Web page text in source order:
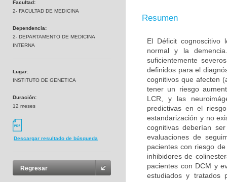
Facultad:
2- FACULTAD DE MEDICINA
Dependencia:
2- DEPARTAMENTO DE MEDICINA
INTERNA
Lugar:
INSTITUTO DE GENETICA
Duración:
12 meses
Descargar resultado de búsqueda
Regresar
Resumen
El Déficit cognoscitivo
normal y la
suficientemente
definidos para el
cognitivos que afecten
tener un riesgo
LCR, y las
predictivas en el
estandarización y no
cognitivas deberían
evaluaciones de
pacientes con riesgo
inhibidores de
pacientes con DCM y
estudiados y tratados